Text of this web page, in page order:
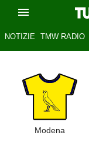
NOTIZIE TMW RADIO
Modena